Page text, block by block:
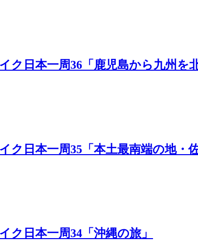
ク日本一周36「鹿児島から九州を
ク日本一周35「本土最南端の地・
ク日本一周34「沖縄の旅」